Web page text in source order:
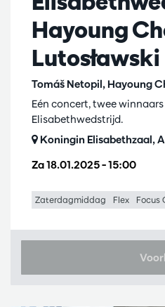
Hayoung
Lutosławski
Tomáš Netopil, Hayoung
Za 18.01.2025– 15:00
Eén concert, twee
Elisabethwedstrijd.
Koningin Elisabethzaal,
Zaterdagmiddag Flex Focus